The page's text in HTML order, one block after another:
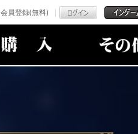
会員登録(無料)